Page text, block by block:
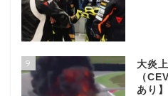
9
大炎
（
あり】